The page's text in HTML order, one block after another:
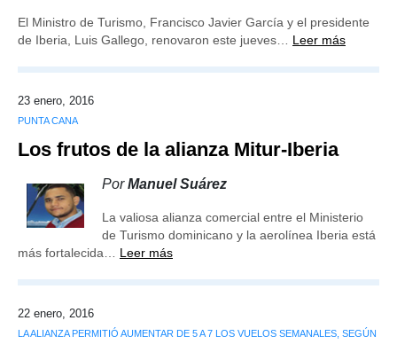
El Ministro de Turismo, Francisco Javier García y el presidente
de Iberia, Luis Gallego, renovaron este jueves… Leer más
23 enero, 2016
PUNTA CANA
Los frutos de la alianza Mitur-Iberia
PorManuel Suárez
La valiosa alianza comercial entre el Ministerio
de Turismo dominicano y la aerolínea Iberia está
más fortalecida… Leer más
22 enero, 2016
LA ALIANZA PERMITIÓ AUMENTAR DE 5 A 7 LOS VUELOS SEMANALES, SEGÚN